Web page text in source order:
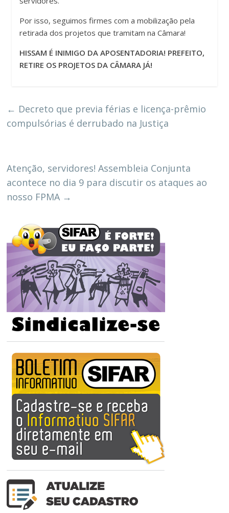
Por isso, seguimos firmes com a mobilização pela
retirada dos projetos que tramitam na Câmara!
HISSAM É INIMIGO DA APOSENTADORIA! PREFEITO,
RETIRE OS PROJETOS DA CÂMARA JÁ!
← Decreto que previa férias e licença-prêmio
compulsórias é derrubado na Justiça
Atenção, servidores! Assembleia Conjunta
acontece no dia 9 para discutir os ataques ao
nosso FPMA →